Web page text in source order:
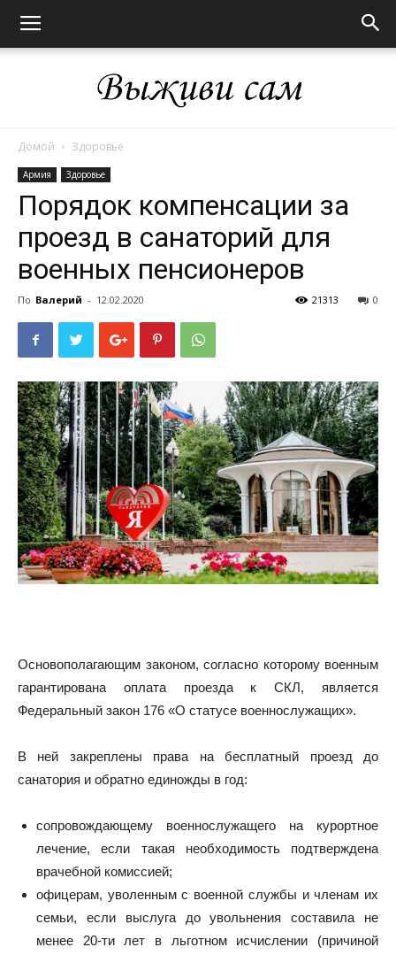
сам
Домой Здоровье
Армия Здоровье
Порядок компенсации за
проезд в санаторий для
военных пенсионеров
По Валерий - 12.02.2020 0
21313
Основополагающим законом, согласно которому военным
гарантирована оплата проезда к СКЛ, является
Федеральный закон 176 «О статусе военнослужащих».
В ней закреплены права на бесплатный проезд до
санатория и обратно единожды в год:
сопровождающему военнослужащего на курортное
лечение, если такая необходимость подтверждена
врачебной комиссией;
офицерам, уволенным с военной службы и членам их
семьи, если выслуга до увольнения составила не
менее 20-ти лет в льготном исчислении (причиной